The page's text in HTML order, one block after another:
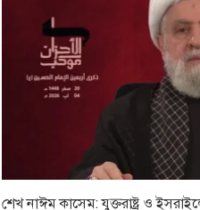
শেখ নাঈম কাসেম: যুক্তরাষ্ট্র ও